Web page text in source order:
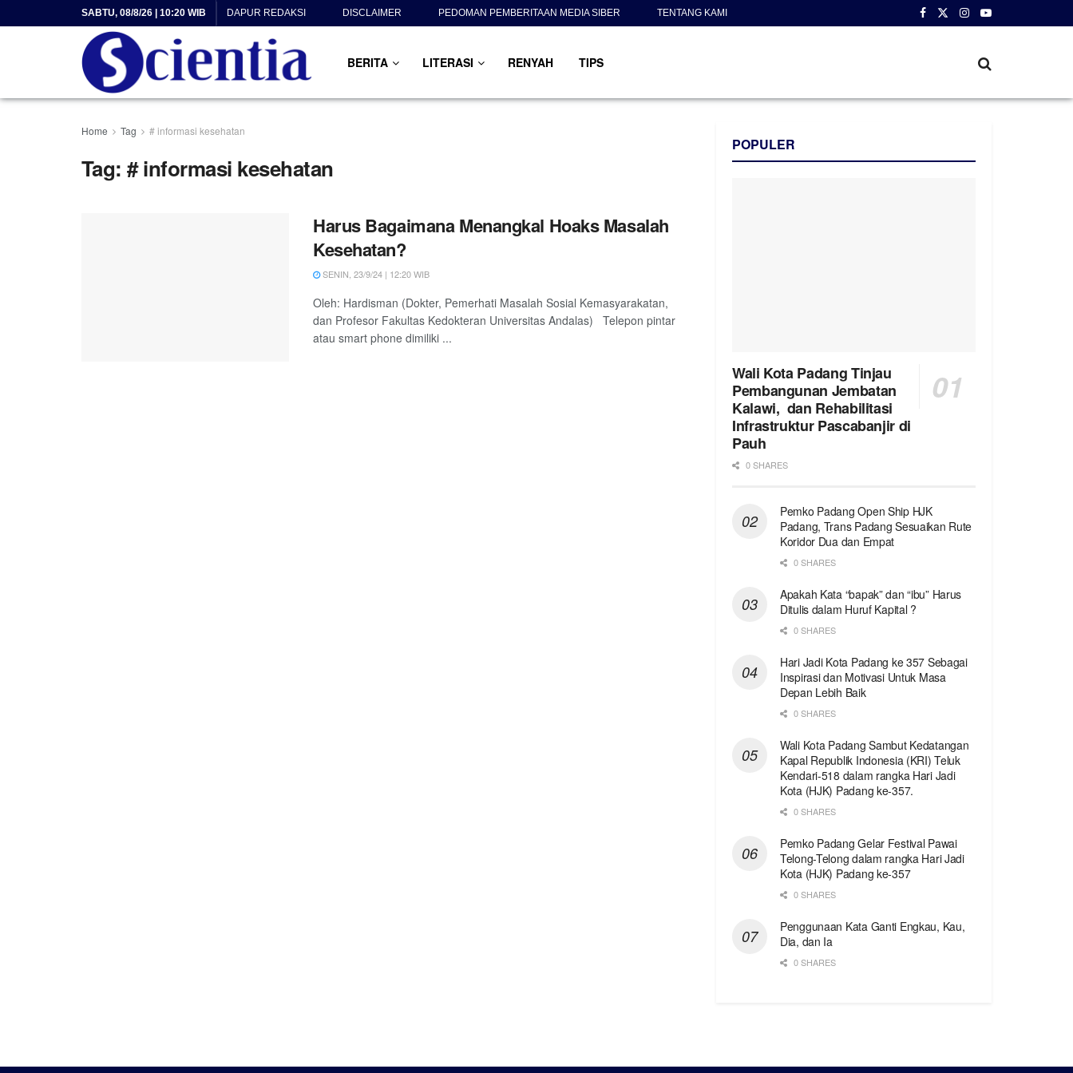
SABTU, 08/8/26 | 10:20 WIB DAPUR REDAKSI DISCLAIMER PEDOMAN PEMBERITAAN MEDIA SIBER TENTANG KAMI
BERITA LITERASI RENYAH TIPS
Home Tag # informasi kesehatan
Tag:# informasi kesehatan
Harus Bagaimana Menangkal Hoaks Masalah
Kesehatan?
SENIN, 23/9/24 | 12:20 WIB
Oleh: Hardisman (Dokter, Pemerhati Masalah Sosial Kemasyarakatan,
dan Profesor Fakultas Kedokteran Universitas Andalas) Telepon pintar
atau smart phone dimiliki ...
POPULER
Wali Kota Padang Tinjau
Pembangunan Jembatan
Kalawi, dan Rehabilitasi
Infrastruktur Pascabanjir di
Pauh
0 SHARES
Pemko Padang Open Ship HJK
Padang, Trans Padang Sesuaikan Rute
Koridor Dua dan Empat
0 SHARES
Apakah Kata “bapak” dan “ibu” Harus
Ditulis dalam Huruf Kapital ?
0 SHARES
Hari Jadi Kota Padang ke 357 Sebagai
Inspirasi dan Motivasi Untuk Masa
Depan Lebih Baik
0 SHARES
Wali Kota Padang Sambut Kedatangan
Kapal Republik Indonesia (KRI) Teluk
Kendari-518 dalam rangka Hari Jadi
Kota (HJK) Padang ke-357.
0 SHARES
Pemko Padang Gelar Festival Pawai
Telong-Telong dalam rangka Hari Jadi
Kota (HJK) Padang ke-357
0 SHARES
Penggunaan Kata Ganti Engkau, Kau,
Dia, dan Ia
0 SHARES